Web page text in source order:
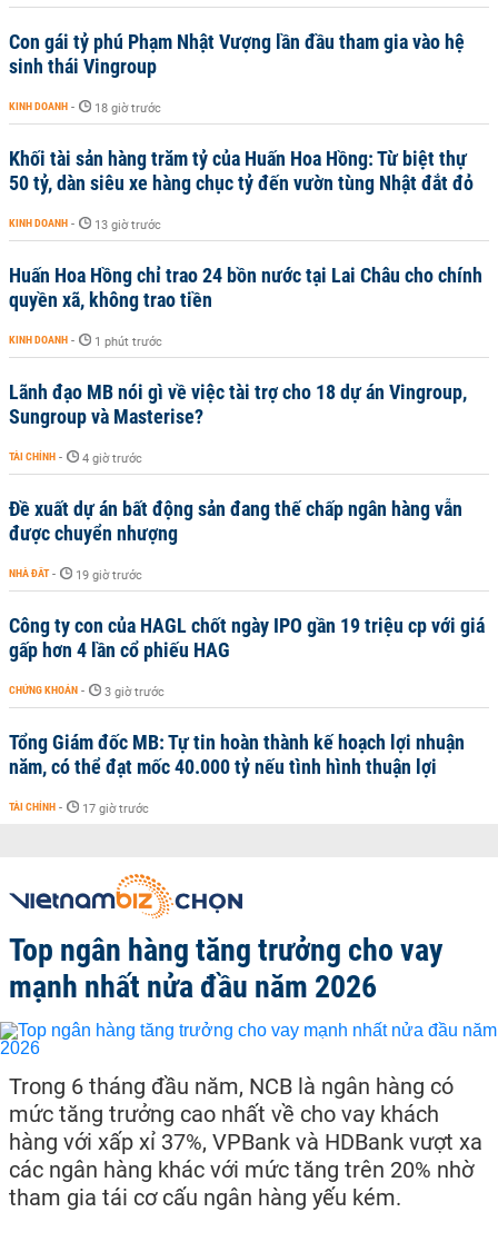
Con gái tỷ phú Phạm Nhật Vượng lần đầu tham gia vào hệ
sinh thái Vingroup
KINH DOANH - 18 giờ trước
Khối tài sản hàng trăm tỷ của Huấn Hoa Hồng: Từ biệt thự
50 tỷ, dàn siêu xe hàng chục tỷ đến vườn tùng Nhật đắt đỏ
KINH DOANH - 13 giờ trước
Huấn Hoa Hồng chỉ trao 24 bồn nước tại Lai Châu cho chính
quyền xã, không trao tiền
KINH DOANH - 1 phút trước
Lãnh đạo MB nói gì về việc tài trợ cho 18 dự án Vingroup,
Sungroup và Masterise?
TÀI CHÍNH - 4 giờ trước
Đề xuất dự án bất động sản đang thế chấp ngân hàng vẫn
được chuyển nhượng
NHÀ ĐẤT - 19 giờ trước
Công ty con của HAGL chốt ngày IPO gần 19 triệu cp với giá
gấp hơn 4 lần cổ phiếu HAG
CHỨNG KHOÁN - 3 giờ trước
Tổng Giám đốc MB: Tự tin hoàn thành kế hoạch lợi nhuận
năm, có thể đạt mốc 40.000 tỷ nếu tình hình thuận lợi
TÀI CHÍNH - 17 giờ trước
Top ngân hàng tăng trưởng cho vay
mạnh nhất nửa đầu năm 2026
Trong 6 tháng đầu năm, NCB là ngân hàng có
mức tăng trưởng cao nhất về cho vay khách
hàng với xấp xỉ 37%, VPBank và HDBank vượt xa
các ngân hàng khác với mức tăng trên 20% nhờ
tham gia tái cơ cấu ngân hàng yếu kém.